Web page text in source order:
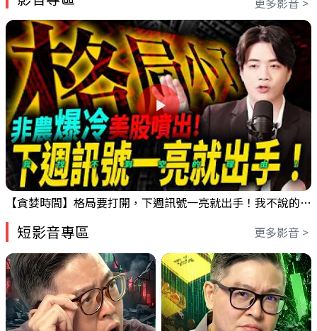
【貪婪時間】格局要打開，下週訊號一亮就出手！我不說的話還真一堆人不知道！｜錢進大趨勢 Mr.智霖 陳 2026/08/08
短影音專區 更多影音 >